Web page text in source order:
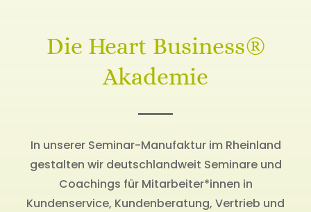
Die Heart Business®
Akademie
In unserer Seminar-Manufaktur im Rheinland
gestalten wir deutschlandweit Seminare und
Coachings für Mitarbeiter*innen in
Kundenservice, Kundenberatung, Vertrieb und